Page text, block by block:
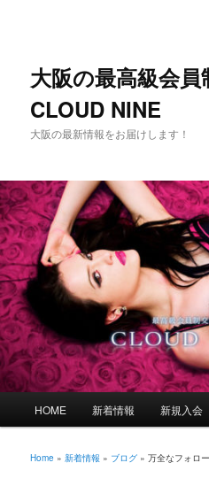
移
動
大阪の最高級会
CLOUD NINE
大阪の最新情報をお届けします！
HOME 新着情報 新規入会
Home »新着情報 » ブログ »万全なフォロ